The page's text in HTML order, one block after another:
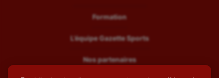
Formation
L’équipe Gazette Sports
Nos partenaires